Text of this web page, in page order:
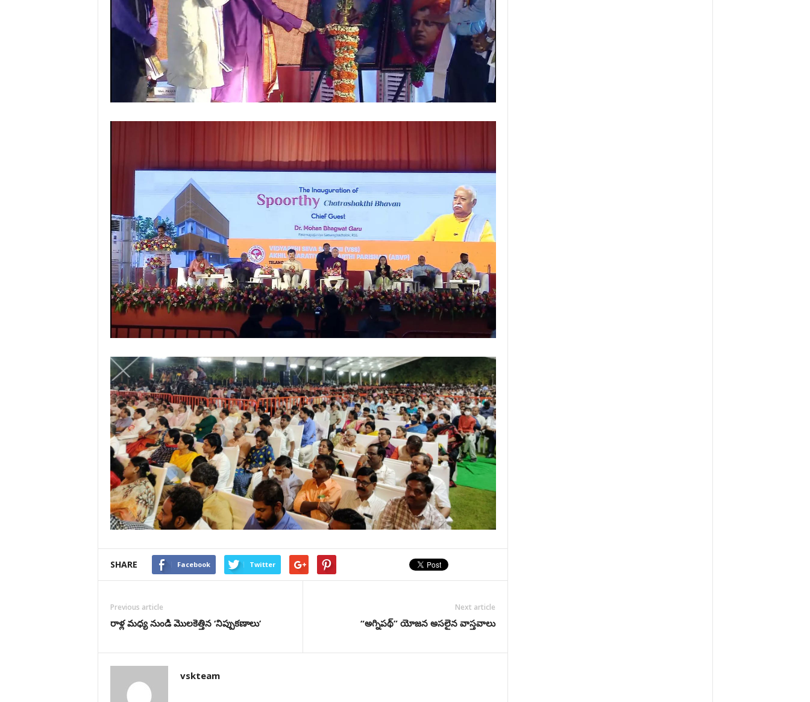
SHARE Facebook Twitter
Previous article
రాళ్ల మధ్య నుండి మొలకెత్తిన ‘నిప్పుకణాలు’
Next article
“అగ్నిప‌థ్” యోజ‌న అస‌లైన వాస్త‌వాలు
vskteam